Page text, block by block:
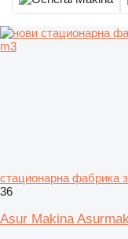
стационарна фабрика
36
Asur Makina